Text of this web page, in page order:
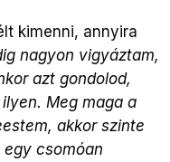
kimenni, annyira
nagyon vigyáztam,
azt gondolod,
Meg maga a
akkor szinte
csomóan